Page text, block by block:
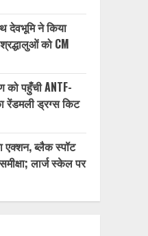
देवभूमि ने किया
को CM
को पहुँची ANTF-
रेंडमली ड्रग्स किट
एक्शन, ब्लैक स्पॉट
लार्ज स्केल पर